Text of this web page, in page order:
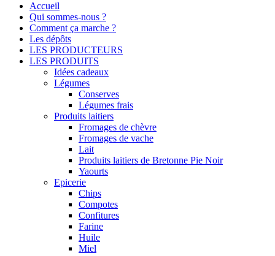
Accueil
Qui sommes-nous ?
Comment ça marche ?
Les dépôts
LES PRODUCTEURS
LES PRODUITS
Idées cadeaux
Légumes
Conserves
Légumes frais
Produits laitiers
Fromages de chèvre
Fromages de vache
Lait
Produits laitiers de Bretonne Pie Noir
Yaourts
Epicerie
Chips
Compotes
Confitures
Farine
Huile
Miel